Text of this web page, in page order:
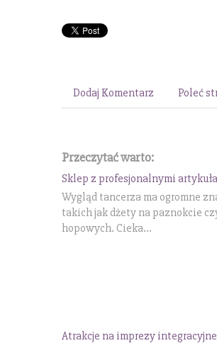
Dodaj Komentarz Poleć
Przeczytać warto:
Sklep z profesjonalnymi
Wygląd tancerza ma ogromne
takich jak dżety na paznokcie
hopowych. Cieka...
Atrakcje na imprezy